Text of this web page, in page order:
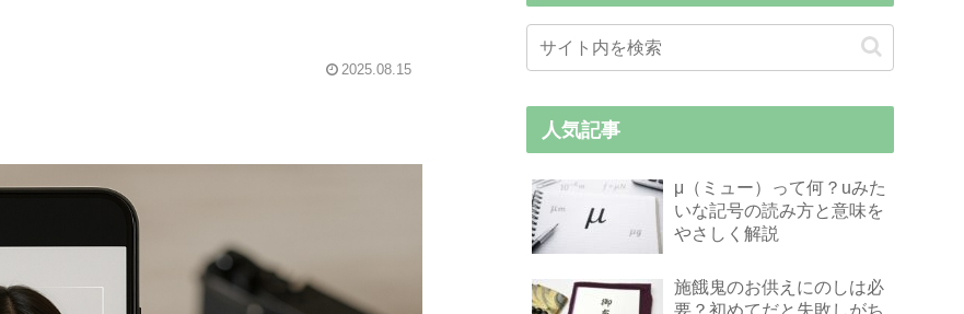
2025.08.15
人気記事
μ（ミュー）って何？uみた
いな記号の読み方と意味を
やさしく解説
施餓鬼のお供えにのしは必